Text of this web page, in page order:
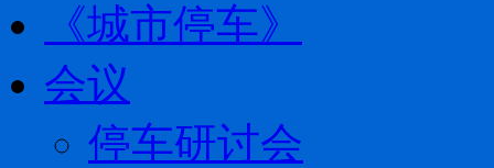
《城市停车》
会议
停车研讨会